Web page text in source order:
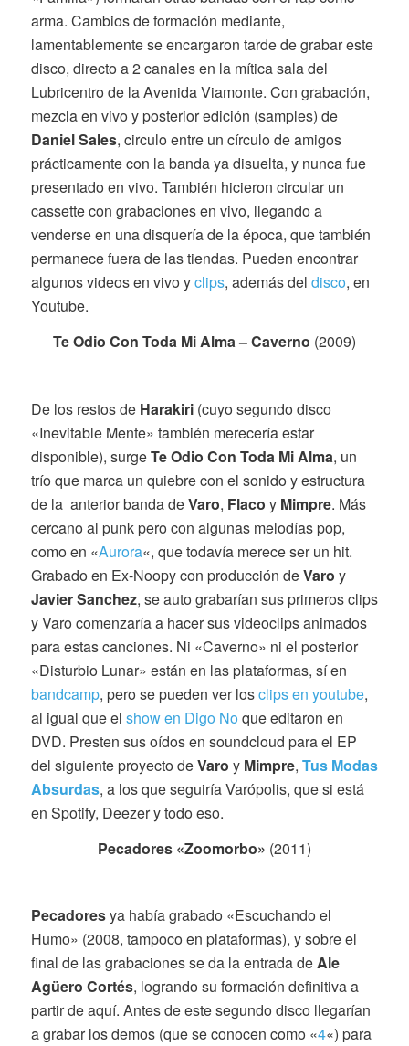
arma. Cambios de formación mediante,
lamentablemente se encargaron tarde de grabar este
disco, directo a 2 canales en la mítica sala del
Lubricentro de la Avenida Viamonte. Con grabación,
mezcla en vivo y posterior edición (samples) de
Daniel Sales, circulo entre un círculo de amigos
prácticamente con la banda ya disuelta, y nunca fue
presentado en vivo. También hicieron circular un
cassette con grabaciones en vivo, llegando a
venderse en una disquería de la época, que también
permanece fuera de las tiendas. Pueden encontrar
algunos videos en vivo yclips, además del disco, en
Youtube.
Te Odio Con Toda Mi Alma – Caverno (2009)
De los restos de Harakiri(cuyo segundo disco
«Inevitable Mente» también merecería estar
disponible), surgeTe Odio Con Toda Mi Alma, un
trío que marca un quiebre con el sonido y estructura
de la anterior banda deVaro, Flaco y Mimpre. Más
cercano al punk pero con algunas melodías pop,
como en «Aurora«, que todavía merece ser un hit.
Grabado en Ex-Noopy con producción deVaro y
JavierSanchez, se auto grabarían sus primeros clips
y Varo comenzaría a hacer sus videoclips animados
para estas canciones. Ni «Caverno» ni el posterior
«Disturbio Lunar» están en las plataformas, sí en
bandcamp, pero se pueden ver losclips en youtube,
al igual que el show en Digo Noque editaron en
DVD. Presten sus oídos en soundcloud para el EP
del siguiente proyecto deVaro y Mimpre, Tus Modas
Absurdas, a los que seguiría Varópolis, que si está
en Spotify, Deezer y todo eso.
Pecadores «Zoomorbo» (2011)
Pecadoresya había grabado «Escuchando el
Humo» (2008, tampoco en plataformas), y sobre el
final de las grabaciones se da la entrada deAle
Agüero Cortés, logrando su formación definitiva a
partir de aquí. Antes de este segundo disco llegarían
a grabar los demos (que se conocen como «4«) para